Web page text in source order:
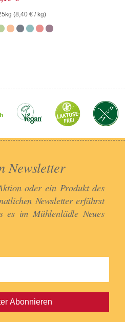
(8,40 € / kg)
Newsletter​
oder ein Produkt des
Newsletter erfährst
es im Mühlenlädle Neues
Abonnieren